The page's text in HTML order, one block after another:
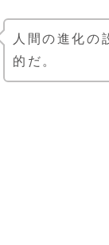
人間の進化の
的だ。